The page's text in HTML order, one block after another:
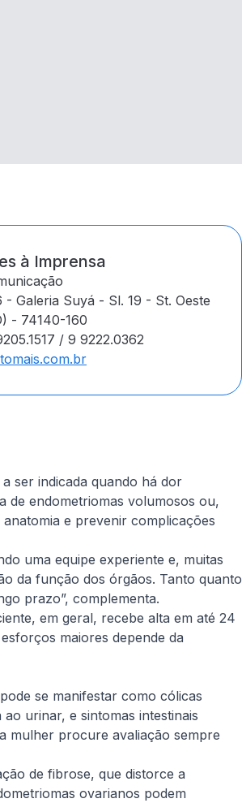
à Imprensa
- Galeria Suyá - Sl. 19 - St. Oeste
- 74140-160
/ 9 9222.0362
ser indicada quando há dor
de endometriomas volumosos ou,
e prevenir complicações
uma equipe experiente e, muitas
da função dos órgãos. Tanto quanto
prazo”, complementa.
em geral, recebe alta em até 24
maiores depende da
se manifestar como cólicas
urinar, e sintomas intestinais
mulher procure avaliação sempre
de fibrose, que distorce a
ovarianos podem